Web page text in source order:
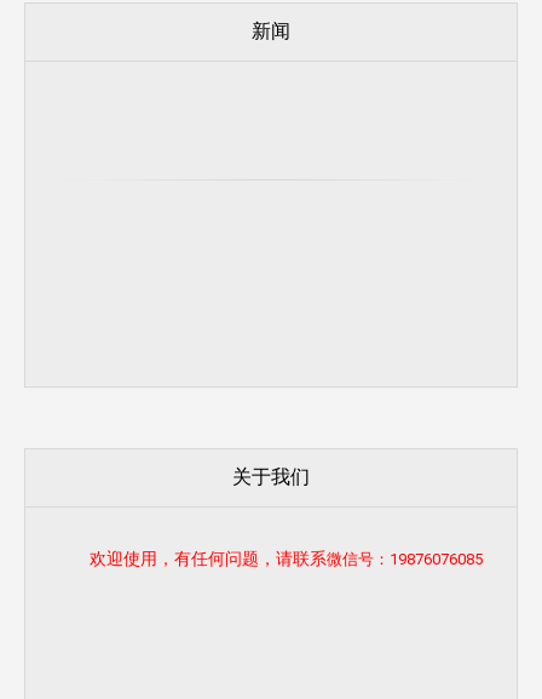
新闻
关于我们
欢迎使用，有任何问题，请联系微信号：19876076085